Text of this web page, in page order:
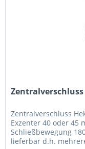
Zentralverschluss
Zentralverschluss
Exzenter 40 oder 45
Schließbewegung
lieferbar d.h.